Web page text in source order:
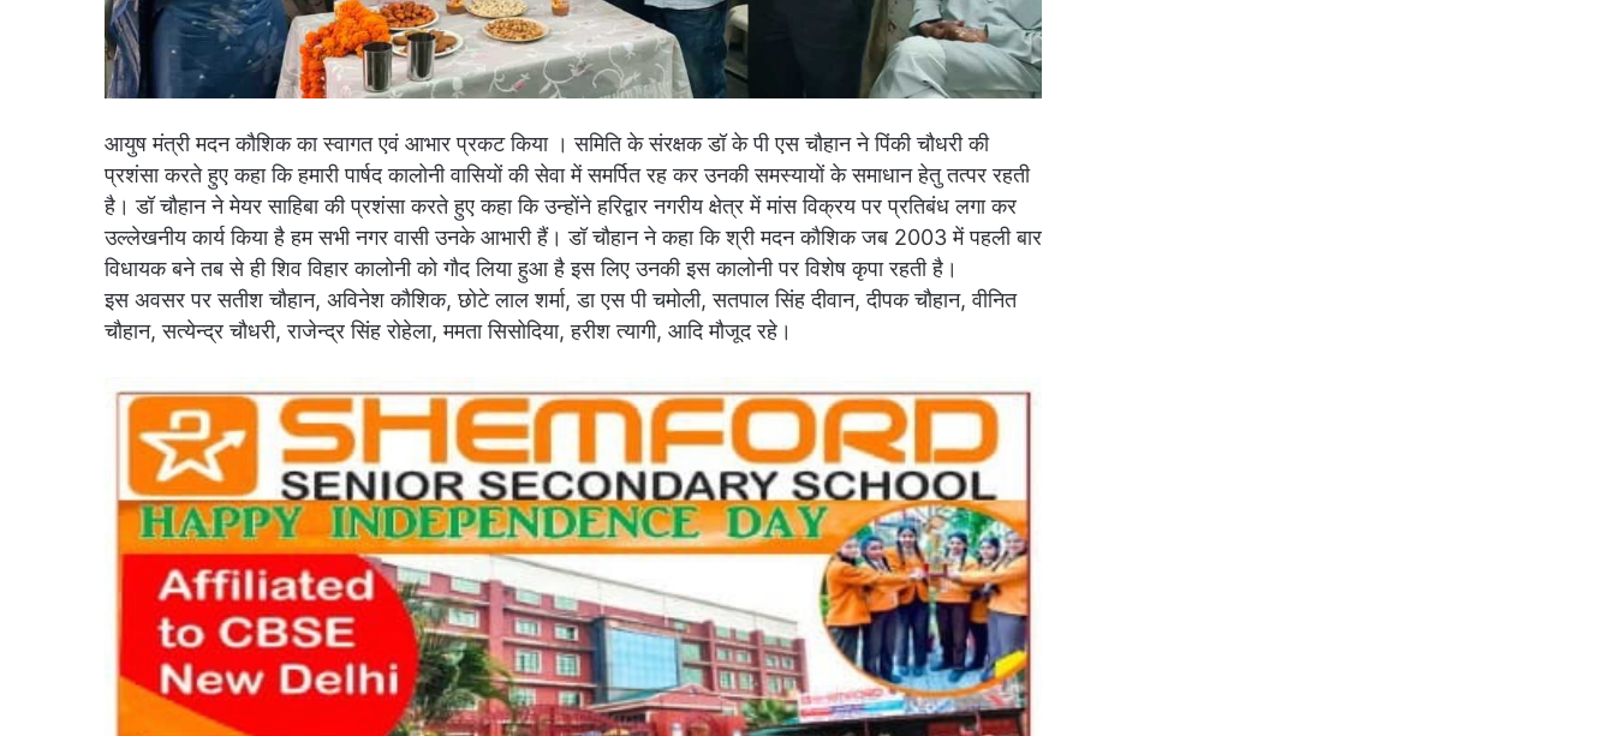
आयुष मंत्री मदन कौशिक का स्वागत एवं आभार प्रकट किया । समिति के संरक्षक डॉ के पी एस चौहान ने पिंकी चौधरी की
प्रशंसा करते हुए कहा कि हमारी पार्षद कालोनी वासियों की सेवा में समर्पित रह कर उनकी समस्यायों के समाधान हेतु तत्पर रहती
है। डॉ चौहान ने मेयर साहिबा की प्रशंसा करते हुए कहा कि उन्होंने हरिद्वार नगरीय क्षेत्र में मांस विक्रय पर प्रतिबंध लगा कर
उल्लेखनीय कार्य किया है हम सभी नगर वासी उनके आभारी हैं। डॉ चौहान ने कहा कि श्री मदन कौशिक जब 2003 में पहली बार
विधायक बने तब से ही शिव विहार कालोनी को गौद लिया हुआ है इस लिए उनकी इस कालोनी पर विशेष कृपा रहती है।
इस अवसर पर सतीश चौहान, अविनेश कौशिक, छोटे लाल शर्मा, डा एस पी चमोली, सतपाल सिंह दीवान, दीपक चौहान, वीनित
चौहान, सत्येन्द्र चौधरी, राजेन्द्र सिंह रोहेला, ममता सिसोदिया, हरीश त्यागी, आदि मौजूद रहे।